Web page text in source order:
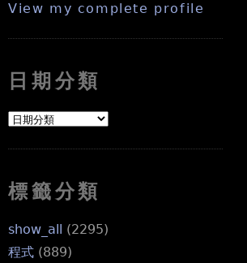
View my complete profile
日期分類
標籤分類
show_all (2295)
程式 (889)